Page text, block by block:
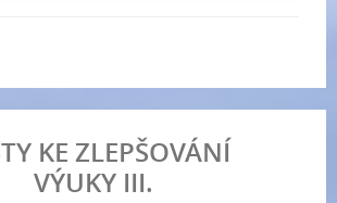
KE ZLEPŠOVÁNÍ
VÝUKY III.